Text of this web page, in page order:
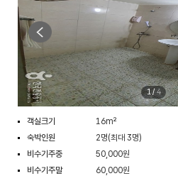
1/ 4
객실크기
16m²
숙박인원
2명(최대 3명)
비수기주중
50,000원
비수기주말
60,000원